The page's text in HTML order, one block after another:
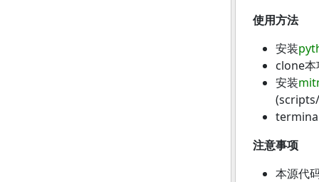
使用方法
安装
clone
安装
注意事项
本源代